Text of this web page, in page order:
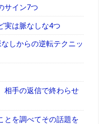
サイン7つ
実は脈なしな4つ
しからの逆転テクニッ
相手の返信で終わらせ
とを調べてその話題を